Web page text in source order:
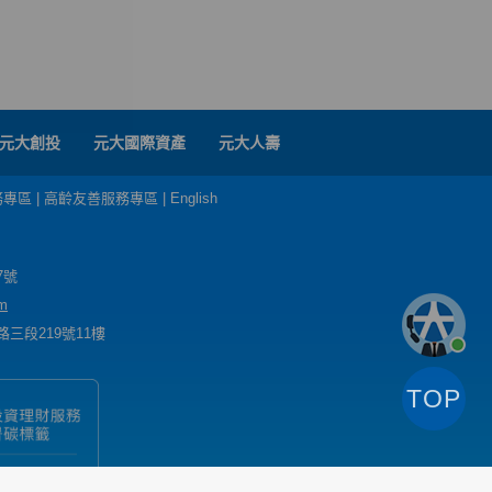
元大創投 元大國際資產 元大人壽
區 高齡友善服務專區 English
號
三段219號11樓
TOP